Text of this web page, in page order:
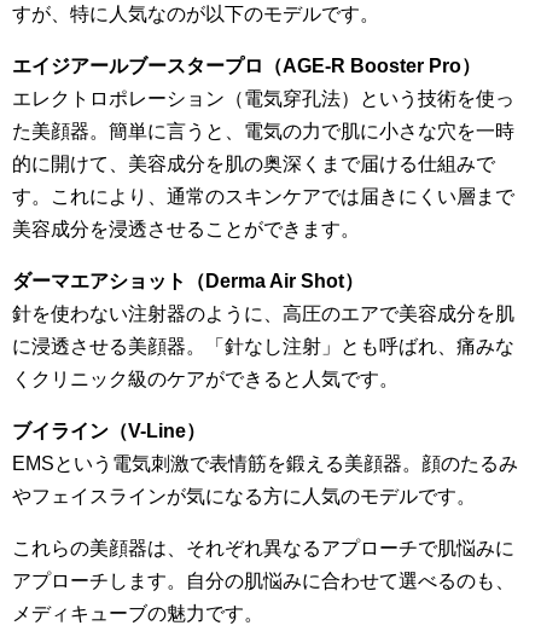
すが、特に人気なのが以下のモデルです。
エイジアールブースタープロ（AGE-R Booster Pro）
エレクトロポレーション（電気穿孔法）という技術を使っ
た美顔器。簡単に言うと、電気の力で肌に小さな穴を一時
的に開けて、美容成分を肌の奥深くまで届ける仕組みで
す。これにより、通常のスキンケアでは届きにくい層まで
美容成分を浸透させることができます。
ダーマエアショット（Derma Air Shot）
針を使わない注射器のように、高圧のエアで美容成分を肌
に浸透させる美顔器。「針なし注射」とも呼ばれ、痛みな
くクリニック級のケアができると人気です。
ブイライン（V-Line）
EMSという電気刺激で表情筋を鍛える美顔器。顔のたるみ
やフェイスラインが気になる方に人気のモデルです。
これらの美顔器は、それぞれ異なるアプローチで肌悩みに
アプローチします。自分の肌悩みに合わせて選べるのも、
メディキューブの魅力です。